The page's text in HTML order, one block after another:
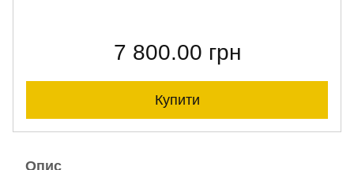
7 800.00 грн
Купити
Опис